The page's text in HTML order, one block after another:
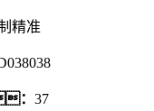
精准
： 37